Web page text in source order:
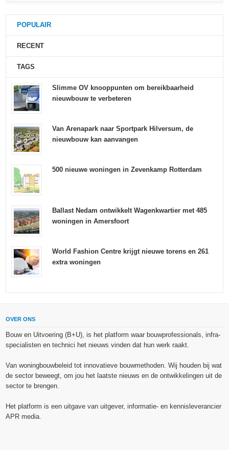
POPULAIR
RECENT
TAGS
Slimme OV knooppunten om bereikbaarheid
nieuwbouw te verbeteren
Van Arenapark naar Sportpark Hilversum, de
nieuwbouw kan aanvangen
500 nieuwe woningen in Zevenkamp Rotterdam
Ballast Nedam ontwikkelt Wagenkwartier met 485
woningen in Amersfoort
World Fashion Centre krijgt nieuwe torens en 261
extra woningen
OVER ONS
Bouw en Uitvoering (B+U), is het platform waar bouwprofessionals, infra-
specialisten en technici het nieuws vinden dat hun werk raakt.
Van woningbouwbeleid tot innovatieve bouwmethoden. Wij houden bij wat
de sector beweegt, om jou het laatste nieuws en de ontwikkelingen uit de
sector te brengen.
Het platform is een uitgave van uitgever, informatie- en kennisleverancier
APR media.